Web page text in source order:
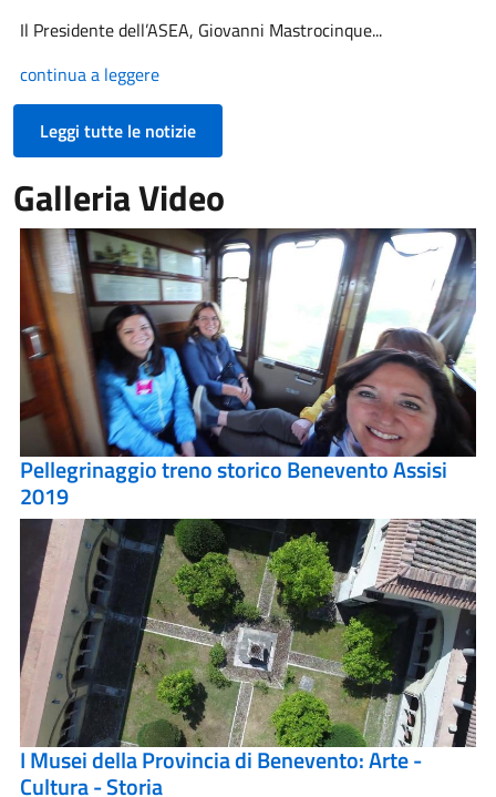
Il Presidente dell’ASEA, Giovanni Mastrocinque...
continua a leggere
Leggi tutte le notizie
Galleria Video
Pellegrinaggio treno storico Benevento Assisi
2019
I Musei della Provincia di Benevento: Arte -
Cultura - Storia